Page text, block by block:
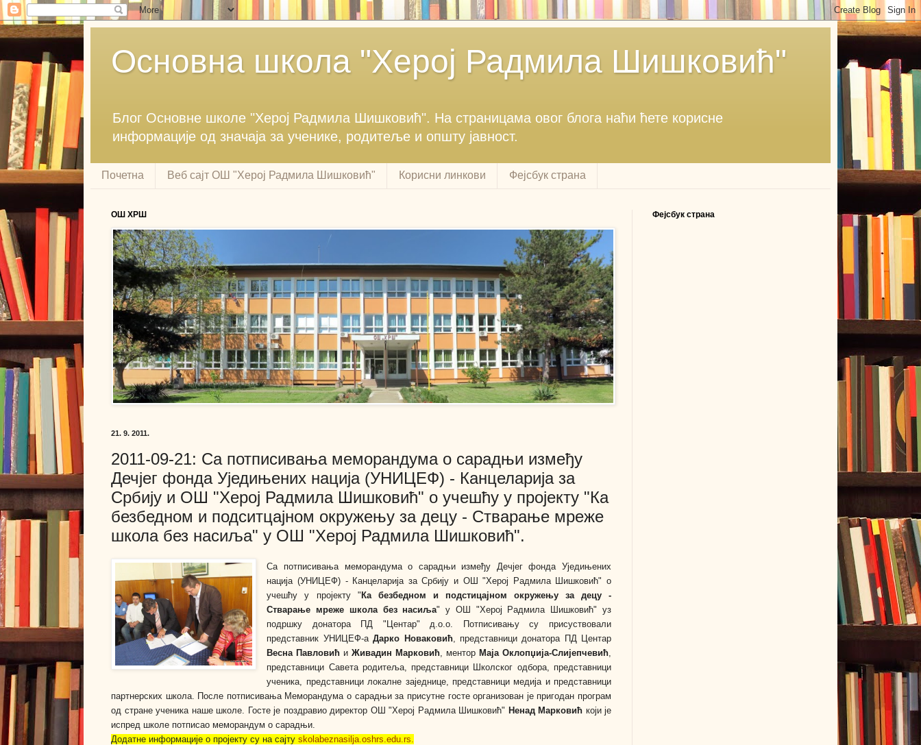
Основна школа "Херој Радмила Шишковић"
Блог ‎Основне школе "Херој ‎Радмила Шишковић".‎ На страницама овог блога наћи ћете корисне
информације ‎од значаја за ученике, родитеље и општу јавност.‎
Почетна Веб сајт ОШ "Херој Радмила Шишковић" Корисни линкови Фејсбук страна
ОШ ХРШ
21. 9. 2011.
2011-09-21: Са потписивања меморандума о сарадњи између
Дечјег фонда Уједињених нација (УНИЦЕФ) - Канцеларија за
Србију и ОШ "Херој Радмила Шишковић" о учешћу у пројекту "Ка
безбедном и подситцајном окружењу за децу - Стварање мреже
школа без насиља" у ОШ "Херој Радмила Шишковић".
Са потписивања меморандума о сарадњи између Дечјег фонда Уједињених
нација (УНИЦЕФ) - Канцеларија за Србију и ОШ "Херој Радмила Шишковић" о
учешћу у пројекту " Ка безбедном и подстицајном окружењу за децу -
Стварање мреже школа без насиља" у ОШ "Херој Радмила Шишковић" уз
подршку донатора ПД "Центар" д.о.о. Потписивању су присуствовали
представник УНИЦЕФ-аДарко Новаковић, представници донатора ПД Центар
Весна Павловић иЖивадин Марковић , ментор Маја Оклопџија-Слијепчевић
представници Савета родитеља, представници Школског одбора, представници
ученика, представници локалне заједнице, представници медија и представници
партнерских школа. После потписивања Меморандума о сарадњи за присутне госте организован је пригодан програм
од стране ученика наше школе. Госте је поздравио директор ОШ "Херој Радмила Шишковић" Ненад Марковић који је
испред школе потписао меморандум о сарадњи.
Додатне информације о пројекту су на сајту skolabeznasilja.oshrs.edu.rs.
Фејсбук страна